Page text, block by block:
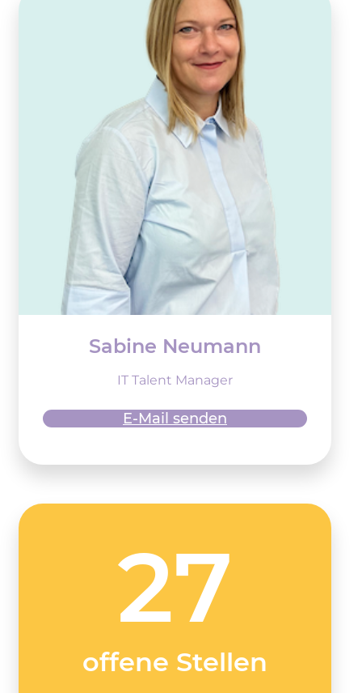
Sabine Neumann
IT Talent Manager
E-Mail senden
27
offene Stellen